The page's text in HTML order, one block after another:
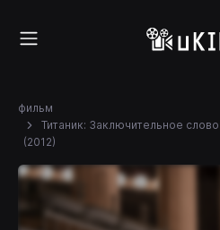
фильм
Титаник: Заключительное
(2012)